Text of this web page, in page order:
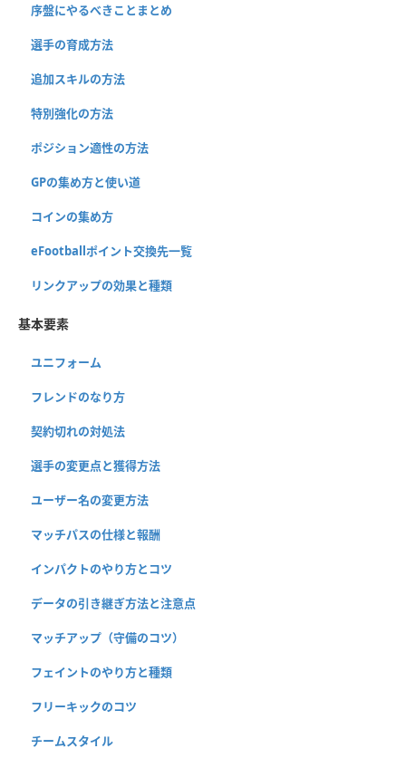
序盤にやるべきことまとめ
選手の育成方法
追加スキルの方法
特別強化の方法
ポジション適性の方法
GPの集め方と使い道
コインの集め方
eFootballポイント交換先一覧
リンクアップの効果と種類
基本要素
ユニフォーム
フレンドのなり方
契約切れの対処法
選手の変更点と獲得方法
ユーザー名の変更方法
マッチパスの仕様と報酬
インパクトのやり方とコツ
データの引き継ぎ方法と注意点
マッチアップ（守備のコツ）
フェイントのやり方と種類
フリーキックのコツ
チームスタイル